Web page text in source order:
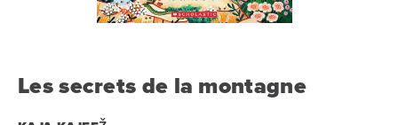
Les secrets de la montagne